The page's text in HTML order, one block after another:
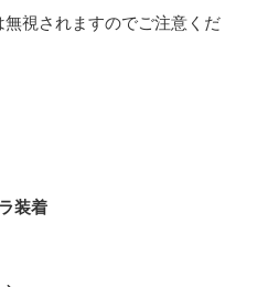
視されますのでご注意くだ
装着